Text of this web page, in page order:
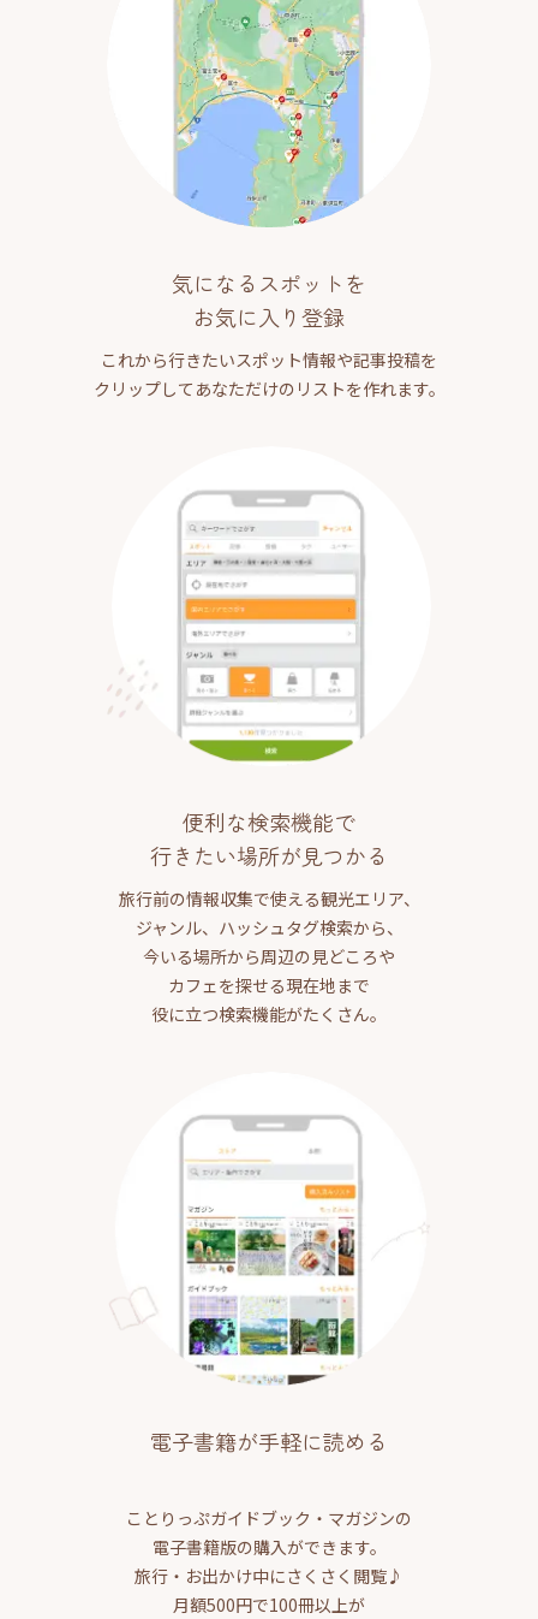
気になるスポットを
お気に入り登録
これから行きたいスポット情報や記事投稿を
クリップしてあなただけのリストを作れます。
便利な検索機能で
行きたい場所が見つかる
旅行前の情報収集で使える観光エリア、
ジャンル、ハッシュタグ検索から、
今いる場所から周辺の見どころや
カフェを探せる現在地まで
役に立つ検索機能がたくさん。
電子書籍が手軽に読める
ことりっぷガイドブック・マガジンの
電子書籍版の購入ができます。
旅行・お出かけ中にさくさく閲覧♪
月額500円で100冊以上が